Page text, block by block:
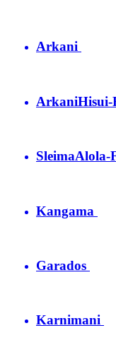
Arkani
ArkaniHisui-
SleimaAlola-
Kangama
Garados
Karnimani